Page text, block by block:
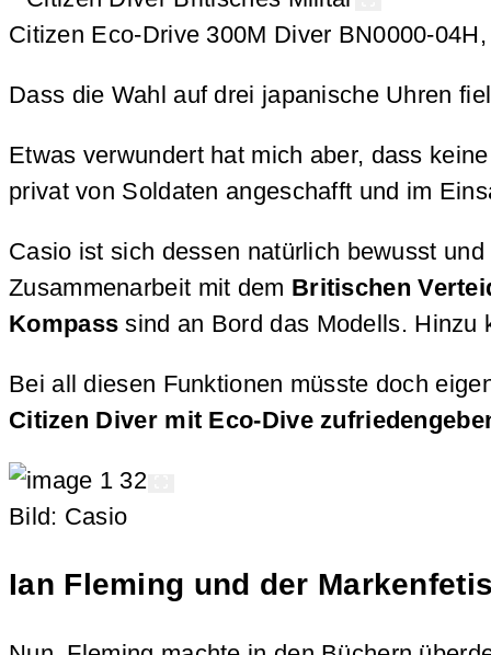
Citizen Eco-Drive 300M Diver BN0000-
Dass die Wahl auf drei japanische Uhren
Etwas verwundert hat mich aber, dass
privat von Soldaten angeschafft und im
Casio ist sich dessen natürlich bewusst
Zusammenarbeit mit dem Britischen
Kompass sind an Bord das Modells. Hinzu
Bei all diesen Funktionen müsste doch
Citizen Diver mit Eco-Dive
Bild: Casio
Ian Fleming und der